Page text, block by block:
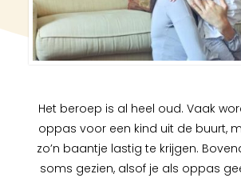
Het beroep is al heel oud. Vaak
oppas voor een kind uit de buurt,
zo’n baantje lastig te krijgen.
soms gezien, alsof je als oppas